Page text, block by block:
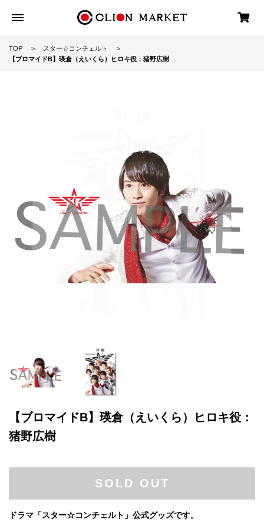
TOP
スター☆コンチェルト
【ブロマイドB】瑛倉（えいくら）ヒロキ役：猪野広樹
【ブロマイドB】瑛倉（えいくら）ヒロキ役：
猪野広樹
SOLD OUT
ドラマ「スター☆コンチェルト」公式グッズです。